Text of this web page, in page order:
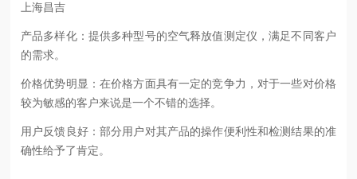
上海昌吉
产品多样化：提供多种型号的空气释放值测定仪，满足不同客户
的需求。
价格优势明显：在价格方面具有一定的竞争力，对于一些对价格
较为敏感的客户来说是一个不错的选择。
用户反馈良好：部分用户对其产品的操作便利性和检测结果的准
确性给予了肯定。